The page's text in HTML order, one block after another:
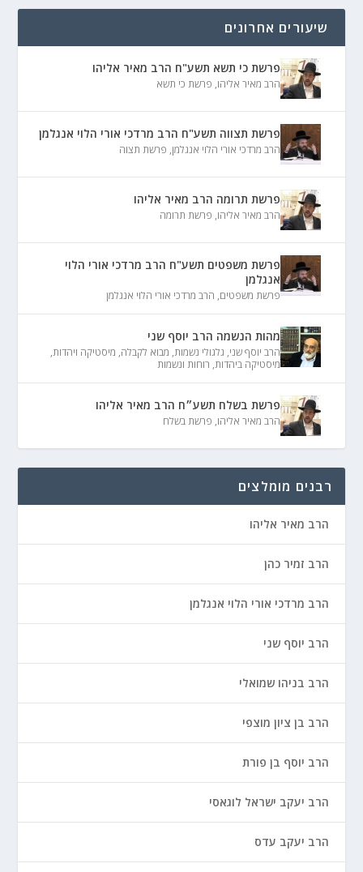
שיעורים אחרונים
פרשת כי תשא תשע"ח הרב מאיר אליהו
הרב מאיר אליהו, פרשת כי תשא
פרשת תצווה תשע"ח הרב מרדכי אורי הלוי אנגלמן
הרב מרדכי אורי הלוי אנגלמן, פרשת תצוה
פרשת תרומה הרב מאיר אליהו
הרב מאיר אליהו, פרשת תרומה
פרשת משפטים תשע"ח הרב מרדכי אורי הלוי
אנגלמן
פרשת משפטים, הרב מרדכי אורי הלוי אנגלמן
מהות הנשמה הרב יוסף שני
הרב יוסף שני, גלגולי נשמות, מבוא לקבלה, מיסטיקה ויהדות,
מיסטיקה ביהדות, רוחות ונשמות
פרשת בשלח תשע״ח הרב מאיר אליהו
הרב מאיר אליהו, פרשת בשלח
רבנים מומלצים
הרב מאיר אליהו
הרב זמיר כהן
הרב מרדכי אורי הלוי אנגלמן
הרב יוסף שני
הרב בניהו שמואלי
הרב בן ציון מוצפי
הרב יוסף בן פורת
הרב יעקב ישראל לוגאסי
הרב יעקב עדס